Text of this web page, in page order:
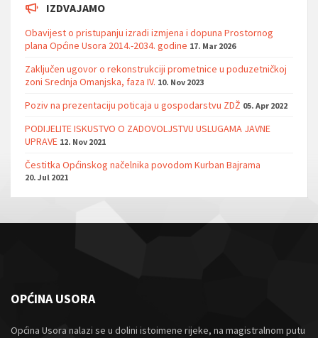
IZDVAJAMO
Obavijest o pristupanju izradi izmjena i dopuna Prostornog
plana Općine Usora 2014.-2034. godine 17. Mar 2026
Zaključen ugovor o rekonstrukciji prometnice u poduzetničkoj
zoni Srednja Omanjska, faza IV. 10. Nov 2023
Poziv na prezentaciju poticaja u gospodarstvu ZDŽ 05. Apr 2022
PODIJELITE ISKUSTVO O ZADOVOLJSTVU USLUGAMA JAVNE
UPRAVE 12. Nov 2021
Čestitka Općinskog načelnika povodom Kurban Bajrama
20. Jul 2021
OPĆINA USORA
Općina Usora nalazi se u dolini istoimene rijeke, na magistralnom putu